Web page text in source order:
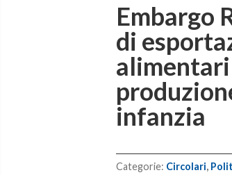
Embargo
di
infanzia
Categorie: Circolari,